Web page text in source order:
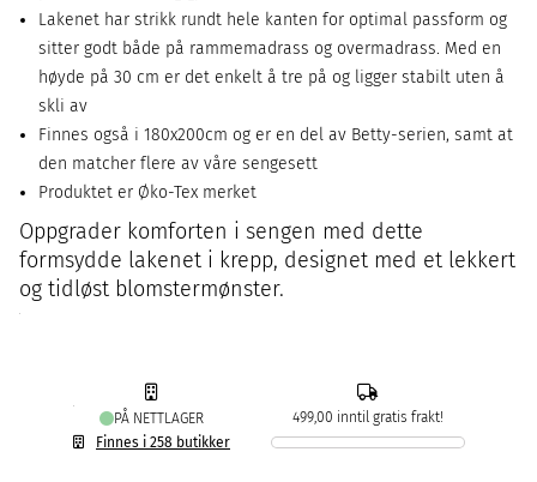
Lakenet har strikk rundt hele kanten for optimal passform og
sitter godt både på rammemadrass og overmadrass. Med en
høyde på 30 cm er det enkelt å tre på og ligger stabilt uten å
skli av
Finnes også i 180x200cm og er en del av Betty-serien, samt at
den matcher flere av våre sengesett
Produktet er Øko-Tex merket
Oppgrader komforten i sengen med dette
formsydde lakenet i krepp, designet med et lekkert
og tidløst blomstermønster.
PÅ NETTLAGER
Finnes i 258 butikker
499,00 inntil gratis frakt!